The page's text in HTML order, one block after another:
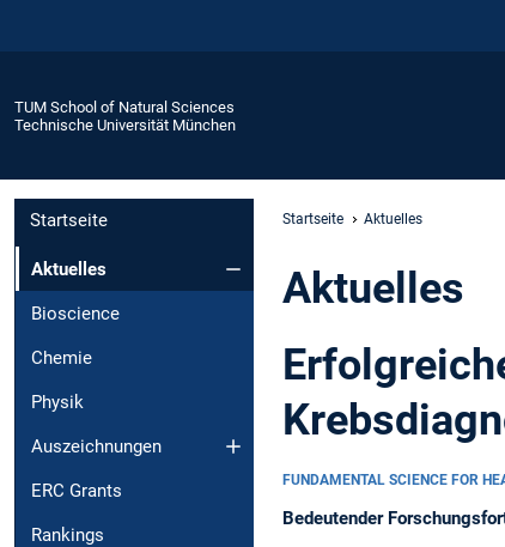
TUM School of Natural Sciences
Technische Universität München
Startseite
Aktuelles
Bioscience
Chemie
Physik
Auszeichnungen
ERC Grants
Rankings
Startseite Aktuelles
Aktuelles
FUNDAMENTAL SCIENCE FOR
Bedeutender